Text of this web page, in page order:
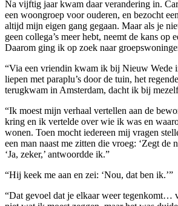
Na vijftig jaar kwam daar verandering in.
een woongroep voor ouderen, en bezocht
altijd mijn eigen gang gegaan. Maar als je
geen collega’s meer hebt, neemt de kans op
Daarom ging ik op zoek naar
“Via een vriendin kwam ik bij Nieuw Wede
liepen met paraplu’s door de tuin, het
terugkwam in Amsterdam, dacht ik bij
“Ik moest mijn verhaal vertellen aan de
kring en ik vertelde over wie ik was en
wonen. Toen mocht iedereen mij vragen
een man naast me zitten die vroeg: ‘Zegt de
‘Ja, zeker,’ antwoordde ik.”
“Hij keek me aan en zei: ‘Nou, dat ben ik.’”
“Dat gevoel dat je elkaar weer tegenkomt…